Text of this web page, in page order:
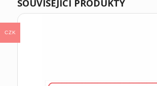
SOUVISEJÍCÍ PRODUKTY
CZK